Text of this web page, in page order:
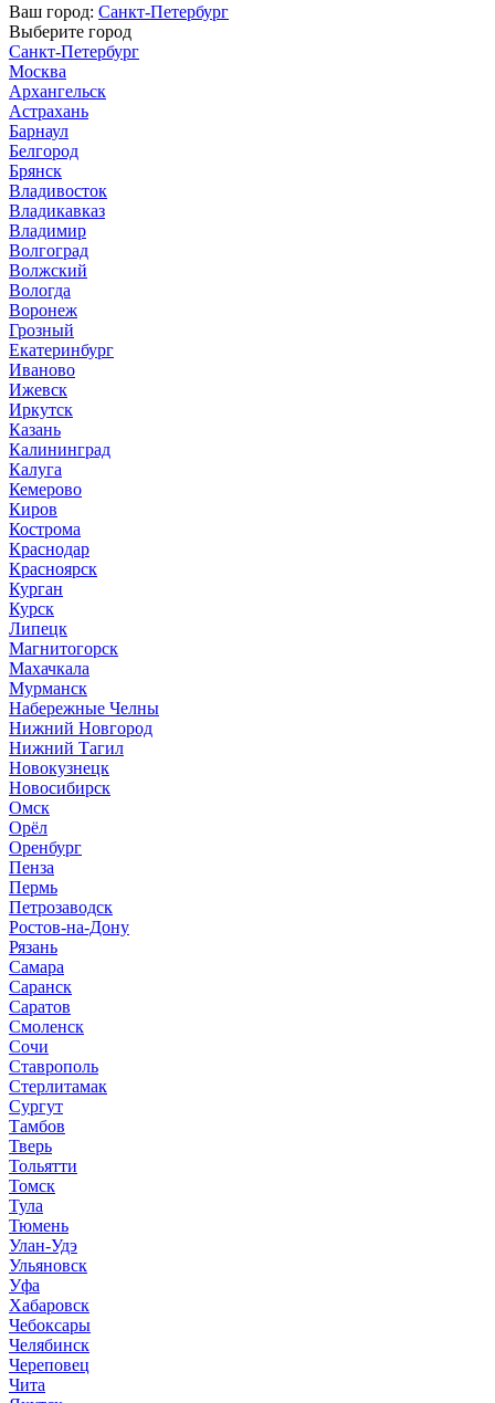
Ваш город: Санкт-Петербург
Выберите город
Санкт-Петербург
Москва
Архангельск
Астрахань
Барнаул
Белгород
Брянск
Владивосток
Владикавказ
Владимир
Волгоград
Волжский
Вологда
Воронеж
Грозный
Екатеринбург
Иваново
Ижевск
Иркутск
Казань
Калининград
Калуга
Кемерово
Киров
Кострома
Краснодар
Красноярск
Курган
Курск
Липецк
Магнитогорск
Махачкала
Мурманск
Набережные Челны
Нижний Новгород
Нижний Тагил
Новокузнецк
Новосибирск
Омск
Орёл
Оренбург
Пенза
Пермь
Петрозаводск
Ростов-на-Дону
Рязань
Самара
Саранск
Саратов
Смоленск
Сочи
Ставрополь
Стерлитамак
Сургут
Тамбов
Тверь
Тольятти
Томск
Тула
Тюмень
Улан-Удэ
Ульяновск
Уфа
Хабаровск
Чебоксары
Челябинск
Череповец
Чита